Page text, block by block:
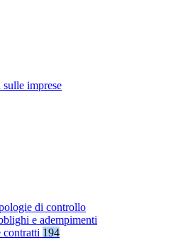
imprese
di controllo
e adempimenti
contratti 194